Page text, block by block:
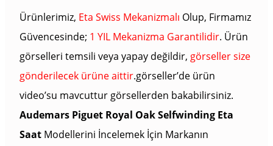
Ürünlerimiz, Eta Swiss Mekanizmalı Olup, Firmamız
Güvencesinde; 1 YIL Mekanizma Garantilidir. Ürün
görselleri temsili veya yapay değildir, görseller size
gönderilecek ürüne aittir.görseller’de ürün
video’su mavcuttur görsellerden bakabilirsiniz.
Audemars Piguet Royal Oak Selfwinding Eta
Saat Modellerini İncelemek İçin Markanın